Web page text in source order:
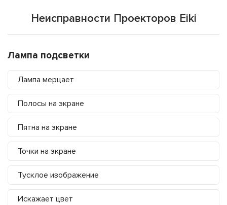
Неисправности Проекторов Eiki
Лампа подсветки
Лампа мерцает
Полосы на экране
Пятна на экране
Точки на экране
Тусклое изображение
Искажает цвет